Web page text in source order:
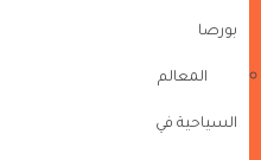
بورصا
المعالم
السياحية في